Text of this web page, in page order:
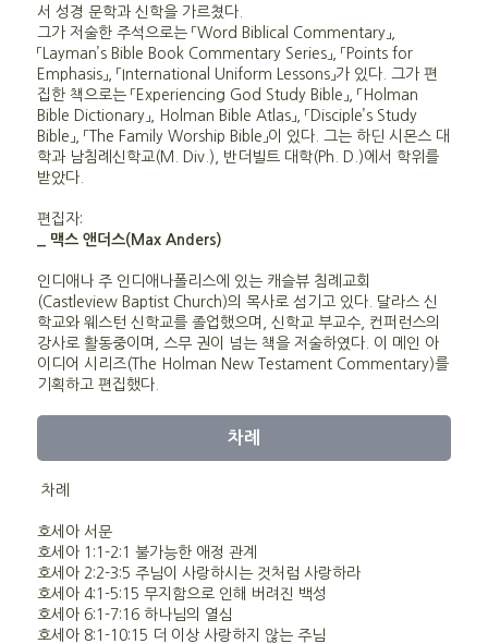
서 성경 문학과 신학을 가르쳤다.
그가 저술한 주석으로는 「Word Biblical Commentary」,
「Layman’s Bible Book Commentary Series」, 「Points for
Emphasis」, 「International Uniform Lessons」가 있다. 그가 편
집한 책으로는 「Experiencing God Study Bible」, 「Holman
Bible Dictionary」, Holman Bible Atlas」, 「Disciple’s Study
Bible」, 「The Family Worship Bible」이 있다. 그는 하딘 시몬스 대
학과 남침례신학교(M. Div.), 반더빌트 대학(Ph. D.)에서 학위를
받았다.
편집자:
_ 맥스 앤더스(Max Anders)
인디애나 주 인디애나폴리스에 있는 캐슬뷰 침례교회
(Castleview Baptist Church)의 목사로 섬기고 있다. 달라스 신
학교와 웨스턴 신학교를 졸업했으며, 신학교 부교수, 컨퍼런스의
강사로 활동중이며, 스무 권이 넘는 책을 저술하였다. 이 메인 아
이디어 시리즈(The Holman New Testament Commentary)를
기획하고 편집했다.
차례
차례
호세아 서문
호세아 1:1-2:1 불가능한 애정 관계
호세아 2:2-3:5 주님이 사랑하시는 것처럼 사랑하라
호세아 4:1-5:15 무지함으로 인해 버려진 백성
호세아 6:1-7:16 하나님의 열심
호세아 8:1-10:15 더 이상 사랑하지 않는 주님